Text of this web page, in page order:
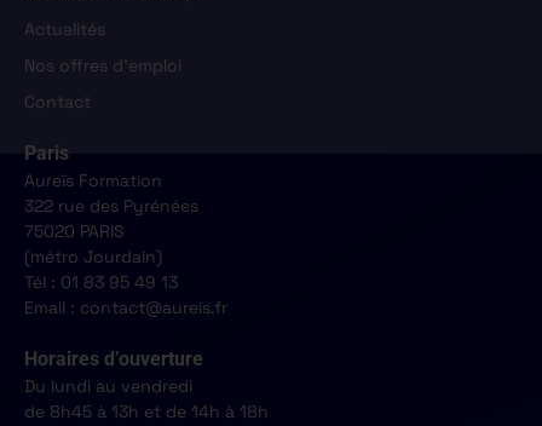
Actualités
Nos offres d'emploi
Contact
Paris
Aureïs Formation
322 rue des Pyrénées
75020 PARIS
(métro Jourdain)
Tél : 01 83 95 49 13
Email : contact@aureis.fr
Horaires d’ouverture
Du lundi au vendredi
de 8h45 à 13h et de 14h à 18h